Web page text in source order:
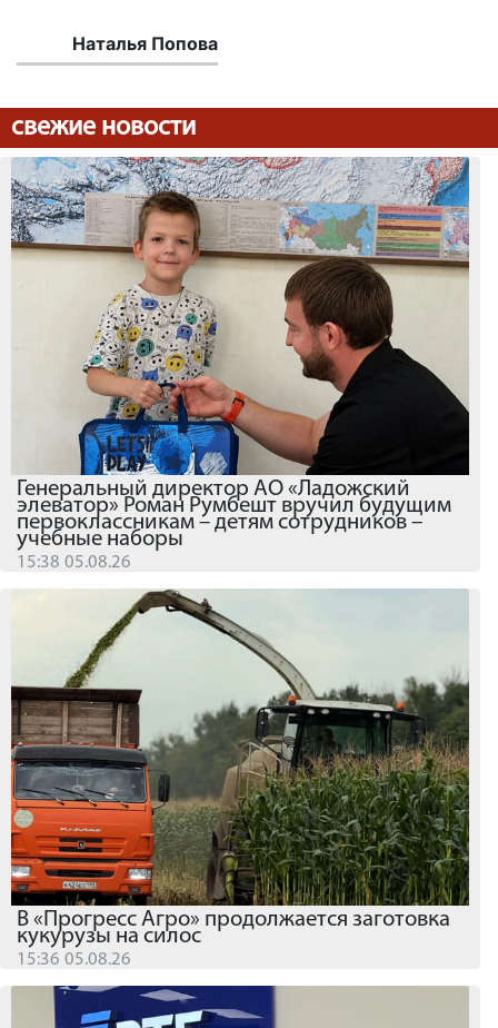
Наталья Попова
свежие новости
Генеральный директор АО «Ладожский
элеватор» Роман Румбешт вручил будущим
первоклассникам – детям сотрудников –
учебные наборы
15:38 05.08.26
В «Прогресс Агро» продолжается заготовка
кукурузы на силос
15:36 05.08.26